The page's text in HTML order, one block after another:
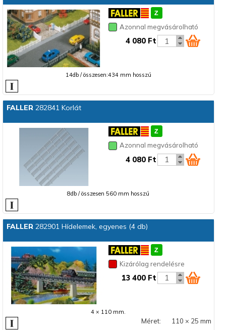
Azonnal megvásárolható
4 080 Ft
14db / összesen:434 mm hosszú
FALLER282841 Korlát
Azonnal megvásárolható
4 080 Ft
8db / összesen 560 mm hosszú
FALLER282901 Hídelemek, egyenes (4 db)
Kizárólag rendelésre
13 400 Ft
4 × 110 mm.
Méret: 110 × 25 mm